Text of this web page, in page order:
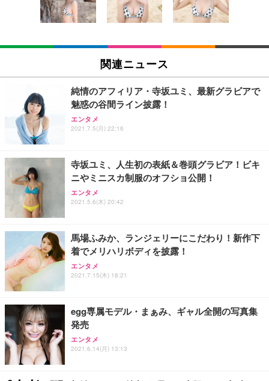
ン樹脂ベース 通気性メッシュ 在宅ワーク H-WY01
(黒網+黒枠+黒足)
￥5,699
SIHOO B100 オフィスチェア／デスクチェア メッシ
ュチェア 人間工学 疲れない ブラック
￥27,999
Sezlife オフィスチェア デスクチェア 疲れない テレ
ワーク チェア 強化バックレスト 30度ロッキング機
能 人間工学 椅子 腰サポート 90度跳ね上げ式アーム
ョン PCチェア 通気性メッシュ ゲーミング/勉強/事
務用 おしゃれ パソコンチェア (ブラック)
Sezlife オフィスチェア デスクチェア 疲れない テレ
ワーク チェア 強化バックレスト 30度ロッキング機
能 人間工学 椅子 腰サポート 90度跳ね上げ式アーム
務用 おしゃれ パソコンチェア (ホワイト)
ANDWINT オフィスチェア デスクチェア 肘なし メ
ッシュ 通気性 ランバーサポート付き 腰サポート ガ
ス圧無段階昇降 360度回転 キャスター付き コンパク
￥105,595
EIZO ビジネス向けプレミアムモニター | FlexScan
【純正品】27"ゲーミングモニター DualSense 充電
フック付き（CFI-ZDM1J）
【整備済み品】Dell E2724HS 27インチ 液晶モニタ
ー フルHD（1920×1080）VA 非光沢 HDMI/DisplayP
ort/VGA スピーカー内蔵 高さ調整 スイベル VESA対
【MiniLED/24.5inch/280Hz/FHD】GRAPHT THE S
HOOTER Gaming Monitor 24” Essential ゲーミン
グモニター QD 24.5インチ 1ms FHD 量子ドット 残
￥3,373
Amazonベーシック ペットシーツ 厚型 ワイド 42枚
x2袋(84枚) ホワイト(吸収面:ライトブルー)
￥3,234
ネオ・ルーライフ ネオ・オムツ L 中型犬用 26枚入
り 単品
Smart Basic(スマートベーシック) 【Amazon.co.jp
限定】 Smart Basic アイリスオーヤマ ペットシーツ
超厚型 お徳用 ワイド 100枚入 (x 1) (ケース販売)
アイリスオーヤマ ペットシーツ 超厚型 お徳用 レギ
ュラー 200枚入【Amazon.co.jp限定】
関連ニュース
純情のアフィリア・寺坂ユミ、最新グラビアで
魅惑の谷間ライン披露！
エンタメ
2021.7.5(月) 22:16
寺坂ユミ、人生初の表紙＆巻頭グラビア！ビキ
ニやミニスカ制服のオフショ公開！
エンタメ
2021.5.6(木) 20:42
馬場ふみか、ランジェリーにこだわり！新作下
着でメリハリボディを披露！
エンタメ
2021.7.15(木) 18:21
egg専属モデル・まぁみ、ギャル全開の写真集
発売
エンタメ
2021.6.14(月) 13:13